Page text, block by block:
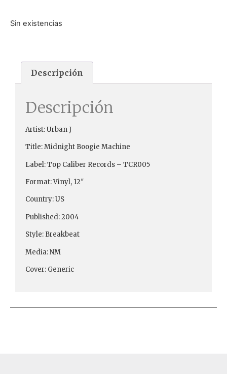
Sin existencias
Descripción
Descripción
Artist: Urban J
Title: Midnight Boogie Machine
Label: Top Caliber Records ‎– TCR005
Format: Vinyl, 12″
Country: US
Published: 2004
Style: Breakbeat
Media: NM
Cover: Generic